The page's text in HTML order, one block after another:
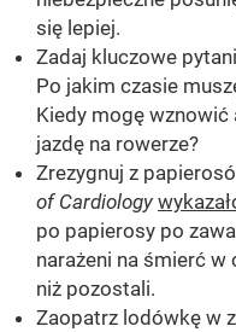
się lepiej.
Zadaj kluczowe
Po jakim czasie
Kiedy mogę wznowić
jazdę na rowerze?
Zrezygnuj z
of Cardiology
po papierosy po
narażeni na śmierć
niż pozostali.
Zaopatrz lodówkę w